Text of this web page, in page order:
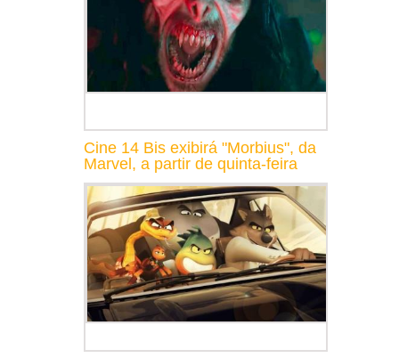
Cine 14 Bis exibirá "Morbius", da
Marvel, a partir de quinta-feira